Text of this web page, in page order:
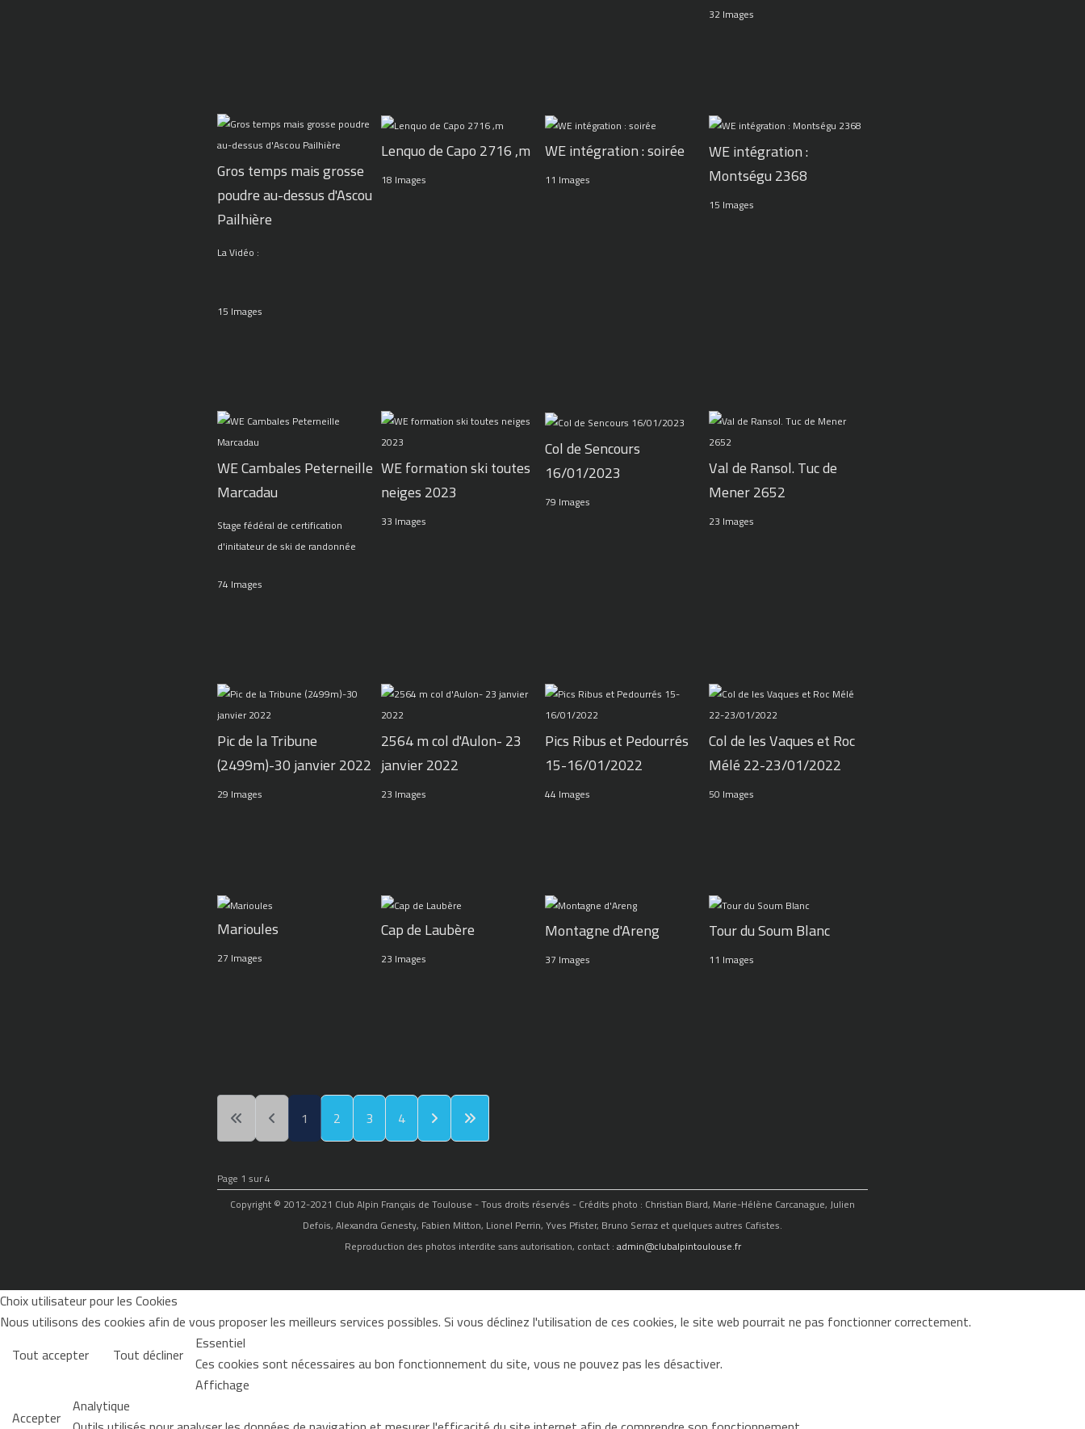
32 Images
Gros temps mais grosse
poudre au-dessus d'Ascou
Pailhière
La Vidéo :
15 Images
Lenquo de Capo 2716 ,m
18 Images
WE intégration : soirée
11 Images
WE intégration :
Montségu 2368
15 Images
WE Cambales Peterneille
Marcadau
Stage fédéral de certification
d'initiateur de ski de randonnée
74 Images
WE formation ski toutes
neiges 2023
33 Images
Col de Sencours
16/01/2023
79 Images
Val de Ransol. Tuc de
Mener 2652
23 Images
Pic de la Tribune
(2499m)-30 janvier 2022
29 Images
2564 m col d'Aulon- 23
janvier 2022
23 Images
Pics Ribus et Pedourrés
15-16/01/2022
44 Images
Col de les Vaques et Roc
Mélé 22-23/01/2022
50 Images
Marioules
27 Images
Cap de Laubère
23 Images
Montagne d'Areng
37 Images
Tour du Soum Blanc
11 Images
1 2 3 4
Page 1 sur 4
Copyright © 2012-2021 Club Alpin Français de Toulouse - Tous droits réservés - Crédits photo : Christian Biard, Marie-Hélène Carcanague, Julien
Defois, Alexandra Genesty, Fabien Mitton, Lionel Perrin, Yves Pfister, Bruno Serraz et quelques autres Cafistes.
Reproduction des photos interdite sans autorisation, contact :admin@clubalpintoulouse.fr
Choix utilisateur pour les Cookies
Nous utilisons des cookies afin de vous proposer les meilleurs services possibles. Si vous déclinez l'utilisation de ces cookies, le site web pourrait ne pas fonctionner correctement.
Tout accepter
Tout décliner Essentiel
Ces cookies sont nécessaires au bon fonctionnement du site, vous ne pouvez pas les désactiver.
Affichage
Accepter Analytique